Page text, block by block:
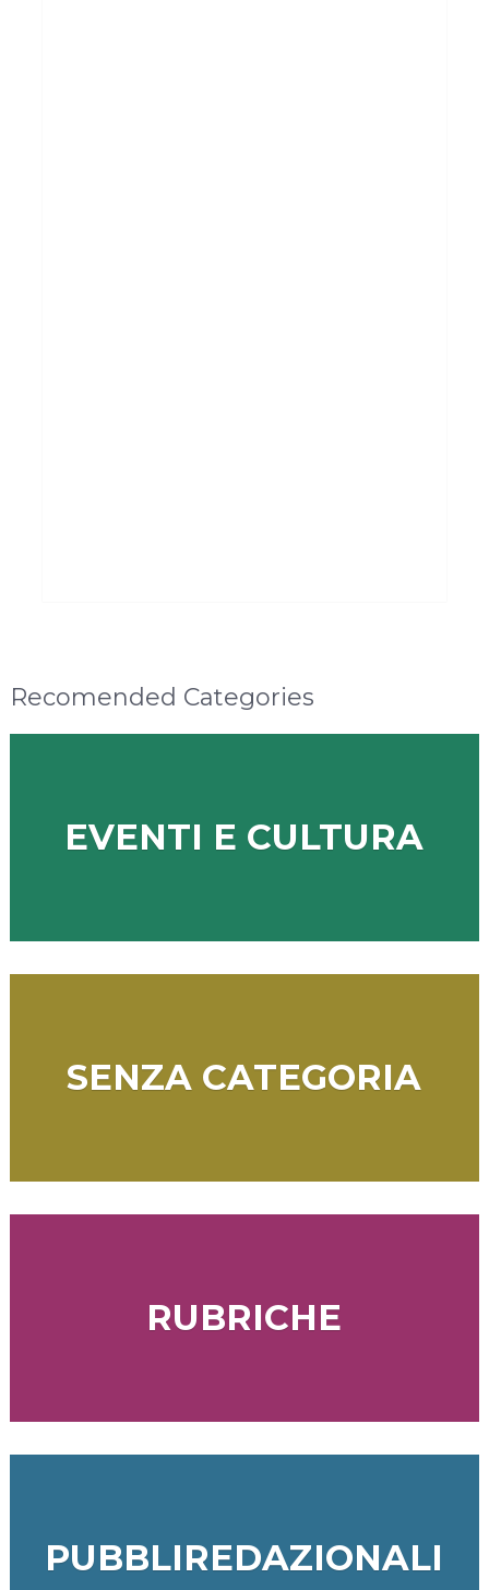
Recomended Categories
EVENTI E CULTURA
SENZA CATEGORIA
RUBRICHE
PUBBLIREDAZIONALI